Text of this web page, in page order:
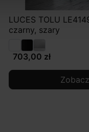
LUCES TOLU
czarny, szary
703,00 zł